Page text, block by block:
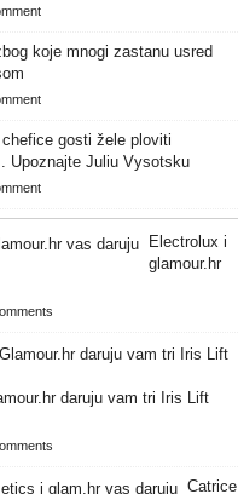
koje mnogi zastanu usred
gosti žele ploviti
Upoznajte Juliu Vysotsku
Electrolux i
glamour.hr
daruju vam tri Iris Lift
Catrice